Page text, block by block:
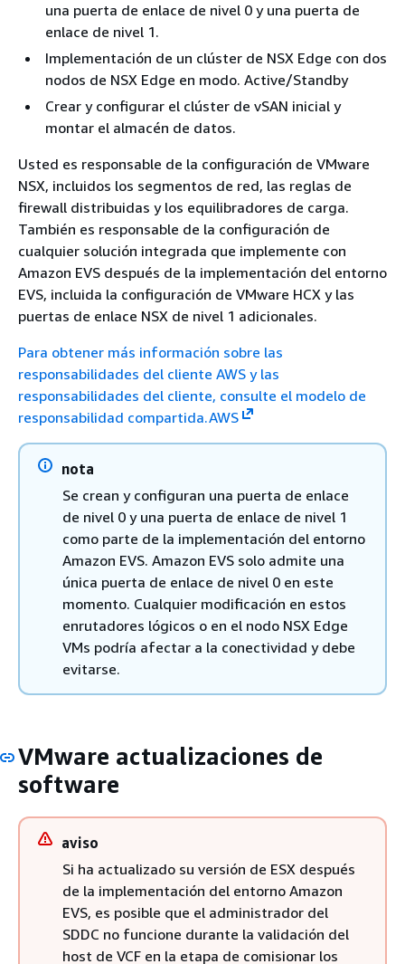
una puerta de enlace de nivel 0 y una puerta de
enlace de nivel 1.
Implementación de un clúster de NSX Edge con dos
nodos de NSX Edge en modo. Active/Standby
Crear y configurar el clúster de vSAN inicial y
montar el almacén de datos.
Usted es responsable de la configuración de VMware
NSX, incluidos los segmentos de red, las reglas de
firewall distribuidas y los equilibradores de carga.
También es responsable de la configuración de
cualquier solución integrada que implemente con
Amazon EVS después de la implementación del entorno
EVS, incluida la configuración de VMware HCX y las
puertas de enlace NSX de nivel 1 adicionales.
Para obtener más información sobre las
responsabilidades del cliente AWS y las
responsabilidades del cliente, consulte el modelo de
responsabilidad compartida.AWS
nota
Se crean y configuran una puerta de enlace
de nivel 0 y una puerta de enlace de nivel 1
como parte de la implementación del entorno
Amazon EVS. Amazon EVS solo admite una
única puerta de enlace de nivel 0 en este
momento. Cualquier modificación en estos
enrutadores lógicos o en el nodo NSX Edge
VMs podría afectar a la conectividad y debe
evitarse.
VMware actualizaciones de
software
aviso
Si ha actualizado su versión de ESX después
de la implementación del entorno Amazon
EVS, es posible que el administrador del
SDDC no funcione durante la validación del
host de VCF en la etapa de comisionar los